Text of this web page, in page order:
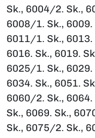
Sk., 6004/2. Sk.,
6008/1. Sk., 6009.
6011/1. Sk., 6013.
6016. Sk., 6019.
6025/1. Sk., 6029.
6034. Sk., 6051.
6060/2. Sk.,
Sk., 6069. Sk.,
Sk., 6075/2. Sk.,